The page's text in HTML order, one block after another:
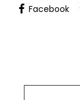
Facebook